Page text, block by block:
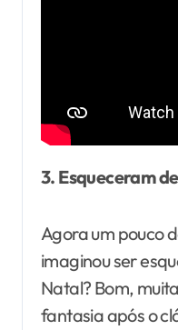
3. Esqueceram
Agora um pouco
imaginou ser
Natal? Bom,
fantasia após o